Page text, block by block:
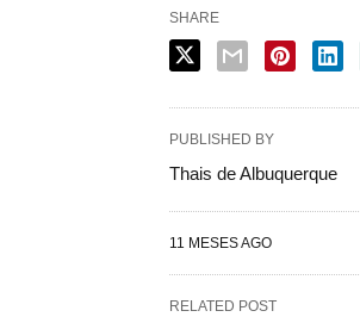
SHARE
PUBLISHED BY
Thais de Albuquerque
11 MESES AGO
RELATED POST